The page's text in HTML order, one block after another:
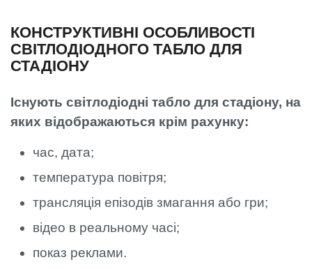
КОНСТРУКТИВНІ ОСОБЛИВОСТІ
СВІТЛОДІОДНОГО ТАБЛО ДЛЯ
СТАДІОНУ
Існують світлодіодні табло для стадіону, на
яких відображаються крім рахунку:
час, дата;
температура повітря;
трансляція епізодів змагання або гри;
відео в реальному часі;
показ реклами.